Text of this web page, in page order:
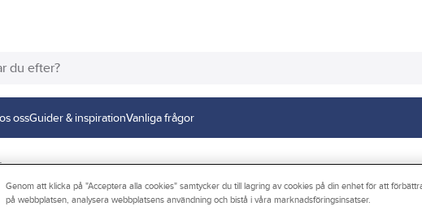
ossGuider & inspirationVanliga frågor
BLÅKLÄDER
Genom att klicka på "Acceptera alla cookies" samtycker du till lagring av cookies på din enhet för att
på webbplatsen, analysera webbplatsens användning och bistå i våra marknadsföringsinsatser.